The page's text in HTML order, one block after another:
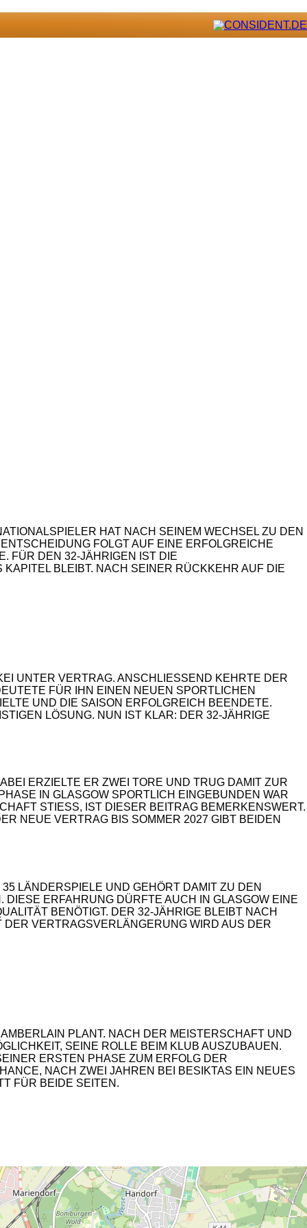
HAT NACH SEINEM WECHSEL ZU DEN
FOLGT AUF EINE ERFOLGREICHE
FÜR DEN 32-JÄHRIGEN IST DIE
BLEIBT. NACH SEINER RÜCKKEHR AUF DIE
UNTER VERTRAG. ANSCHLIESSEND KEHRTE DER F
FÜR IHN EINEN NEUEN SPORTLICHEN A
UND DIE SAISON ERFOLGREICH BEENDETE. S
LÖSUNG. NUN IST KLAR: DER 32-JÄHRIGE B
ERZIELTE ER ZWEI TORE UND TRUG DAMIT ZUR
IN GLASGOW SPORTLICH EINGEBUNDEN WAR
STIESS, IST DIESER BEITRAG BEMERKENSWERT. C
VERTRAG BIS SOMMER 2027 GIBT BEIDEN S
LÄNDERSPIELE UND GEHÖRT DAMIT ZU DEN
ERFAHRUNG DÜRFTE AUCH IN GLASGOW EINE
BENÖTIGT. DER 32-JÄHRIGE BLEIBT NACH
VERTRAGSVERLÄNGERUNG WIRD AUS DER
PLANT. NACH DER MEISTERSCHAFT UND
SEINE ROLLE BEIM KLUB AUSZUBAUEN.
ERSTEN PHASE ZUM ERFOLG DER
NACH ZWEI JAHREN BEI BESIKTAS EIN NEUES
FÜR BEIDE SEITEN.